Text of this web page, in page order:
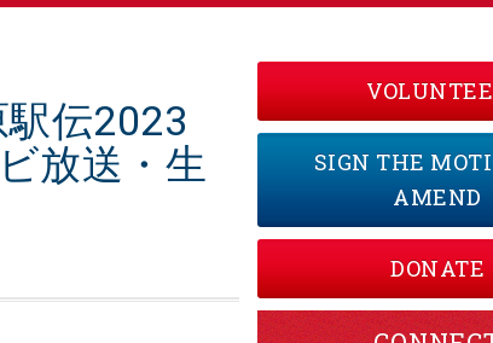
伝2023
放送・生
SIGN THE
AMEND
DONATE